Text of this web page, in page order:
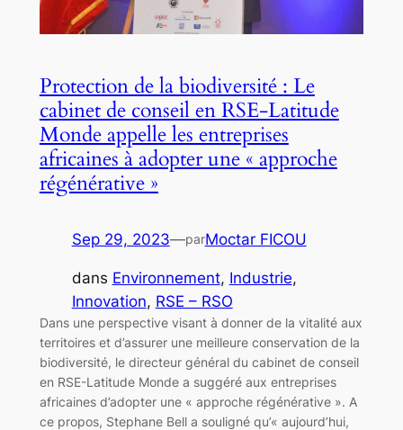
Protection de la biodiversité : Le
cabinet de conseil en RSE-Latitude
Monde appelle les entreprises
africaines à adopter une « approche
régénérative »
Sep 29, 2023—parMoctar FICOU
dans Environnement, Industrie
Innovation, RSE – RSO
Dans une perspective visant à donner de la vitalité aux
territoires et d’assurer une meilleure conservation de la
biodiversité, le directeur général du cabinet de conseil
en RSE-Latitude Monde a suggéré aux entreprises
africaines d’adopter une « approche régénérative ». A
ce propos, Stephane Bell a souligné qu’« aujourd’hui,